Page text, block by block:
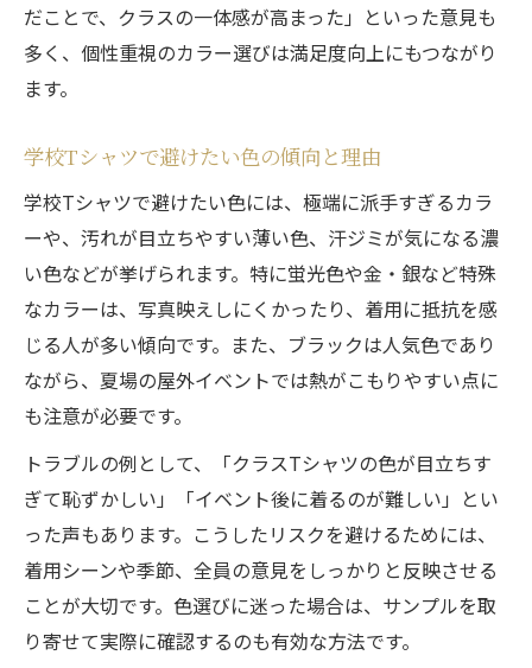
だことで、クラスの一体感が高まった」といった意見も
多く、個性重視のカラー選びは満足度向上にもつながり
ます。
学校Tシャツで避けたい色の傾向と理由
学校Tシャツで避けたい色には、極端に派手すぎるカラ
ーや、汚れが目立ちやすい薄い色、汗ジミが気になる濃
い色などが挙げられます。特に蛍光色や金・銀など特殊
なカラーは、写真映えしにくかったり、着用に抵抗を感
じる人が多い傾向です。また、ブラックは人気色であり
ながら、夏場の屋外イベントでは熱がこもりやすい点に
も注意が必要です。
トラブルの例として、「クラスTシャツの色が目立ちす
ぎて恥ずかしい」「イベント後に着るのが難しい」とい
った声もあります。こうしたリスクを避けるためには、
着用シーンや季節、全員の意見をしっかりと反映させる
ことが大切です。色選びに迷った場合は、サンプルを取
り寄せて実際に確認するのも有効な方法です。